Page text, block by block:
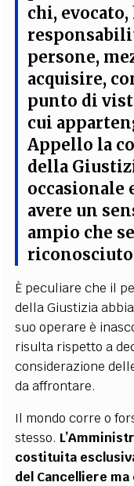
chi,
persone,
acquisire,
punto di
cui
Appello la
della
occasionale
avere un
ampio che
È peculiare che il
della Giustizia
suo operare è
risulta rispetto a
considerazione
da affrontare.
Il mondo corre o
stesso.
costituita
del Cancelliere